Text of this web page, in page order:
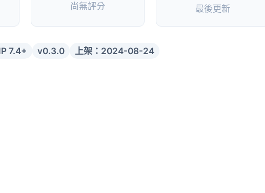
尚無評分 最後更新
7.4+ v0.3.0 上架：2024-08-24